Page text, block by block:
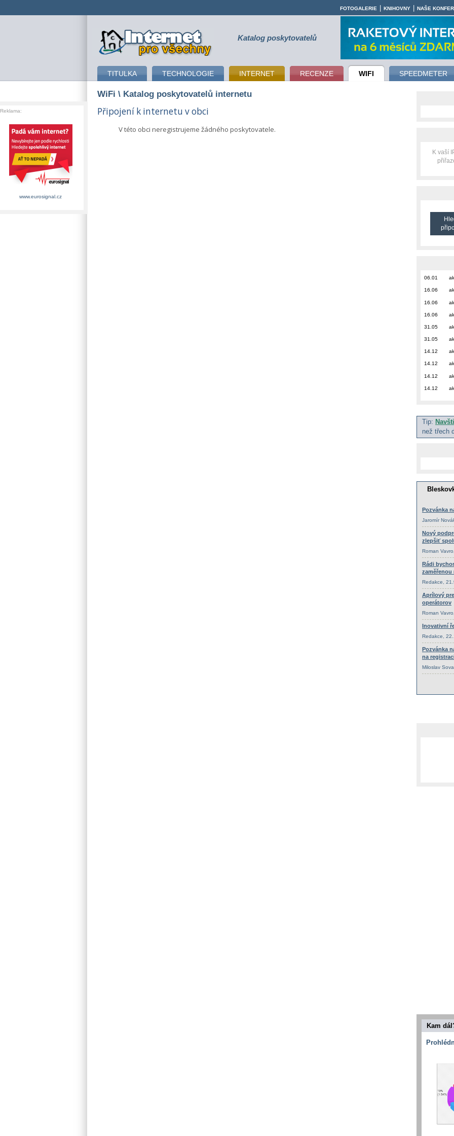
připojení k internetu Katalog poskytovatelů
TITULKA TECHNOLOGIE INTERNET RECENZE WIFI SPEEDMETER
FOTOGALERIE KNIHOVNY NAŠE
WiFi \ Katalog poskytovatelů internetu
Připojení k internetu v obci
V této obci neregistrujeme žádného poskytovatele.
K vaší
06.01
16.06
16.06
16.06
31.05
31.05
14.12
14.12
14.12
14.12
Tip:
než třech
Kam
Reklama:
www.eurosignal.cz